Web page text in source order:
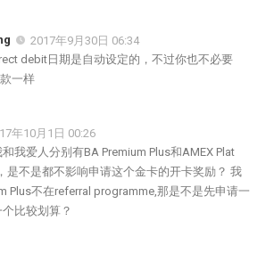
2017年9月30日 06:34
debit日期是自动设定的，不过你也不必要
一样
年10月1日 00:26
我爱人分别有BA Premium Plus和AMEX Plat
是不是都不影响申请这个金卡的开卡奖励？ 我
Plus不在referral programme,那是不是先申请一
比较划算？